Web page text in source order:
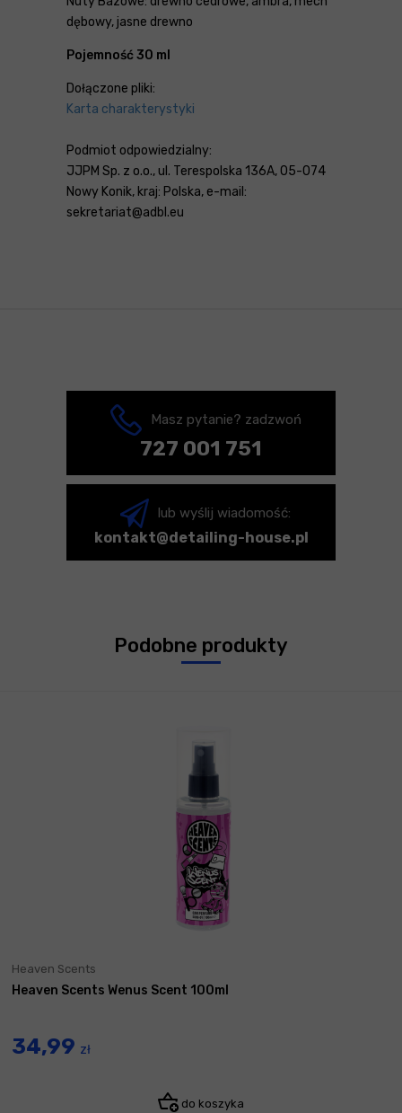
dębowy, jasne drewno
Pojemność 30 ml
Dołączone pliki:
Karta charakterystyki
Podmiot odpowiedzialny:
JJPM Sp. z o.o., ul. Terespolska 136A, 05-074
Nowy Konik, kraj: Polska, e-mail:
sekretariat@adbl.eu
Masz pytanie? zadzwoń
727 001 751
lub wyślij wiadomość:
kontakt@detailing-house.pl
Podobne produkty
Heaven Scents
Heaven Scents Wenus Scent 100ml
34,99 zł
do koszyka